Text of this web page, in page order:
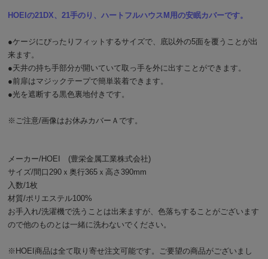
HOEIの21DX、21手のり、ハートフルハウスM用の安眠カバーです。
●ケージにぴったりフィットするサイズで、底以外の5面を覆うことが出
来ます。
●天井の持ち手部分が開いていて取っ手を外に出すことができます。
●前扉はマジックテープで簡単装着できます。
●光を遮断する黒色裏地付きです。
※ご注意/画像はお休みカバーＡです。
メーカー/HOEI (豊栄金属工業株式会社)
サイズ/間口290ｘ奥行365ｘ高さ390mm
入数/1枚
材質/ポリエステル100%
お手入れ/洗濯機で洗うことは出来ますが、色落ちすることがございます
ので他のものとは一緒に洗わないでください。
※HOEI商品は全て取り寄せ注文可能です。ご要望の商品がございまし